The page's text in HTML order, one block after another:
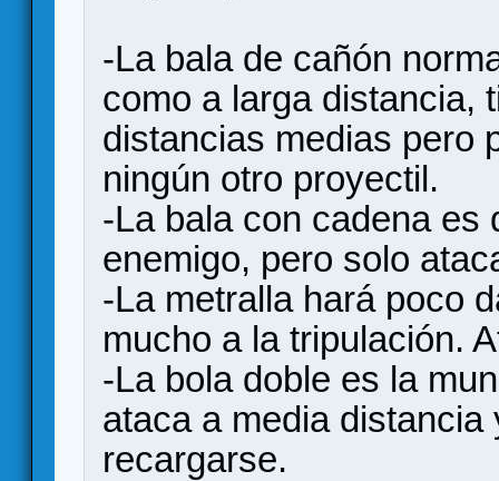
-La bala de cañón
como a larga distancia,
distancias medias pero
ningún otro proyectil.
-La bala con cadena es
enemigo, pero solo
-La metralla hará poco
mucho a la tripulación.
-La bola doble es la
ataca a media
recargarse.